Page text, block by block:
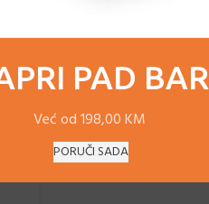
PAD BAR
Već od 198,00 KM
PORUČI SADA